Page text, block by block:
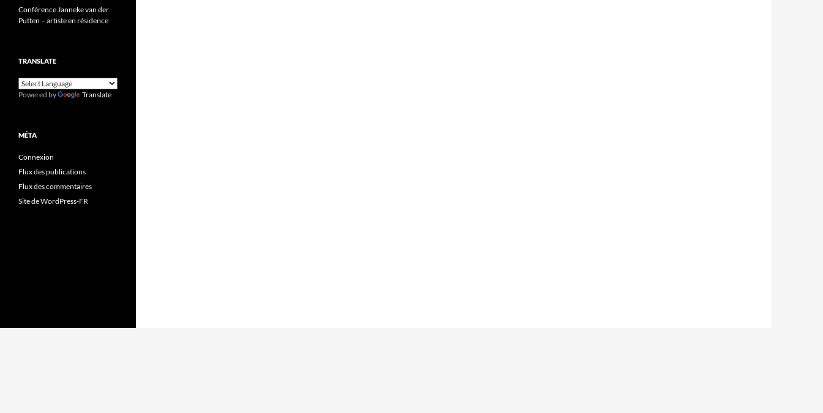
Conférence Janneke van der
Putten – artiste en résidence
TRANSLATE
Powered by Translate
MÉTA
Connexion
Flux des publications
Flux des commentaires
Site de WordPress-FR